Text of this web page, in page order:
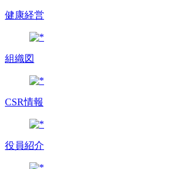
健康経営
組織図
CSR情報
役員紹介